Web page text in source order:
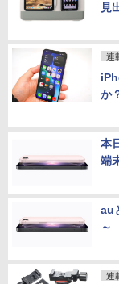
見
連
か
本
端
au
～
連